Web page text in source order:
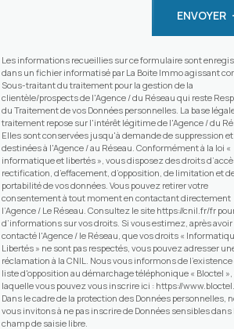
ENVOYER
Les informations recueillies sur ce formulaire sont
dans un fichier informatisé par La Boite Immo agissant
Sous-traitant du traitement pour la gestion de la
clientèle/prospects de l'Agence / du Réseau qui reste
du Traitement de vos Données personnelles. La base
traitement repose sur l'intérêt légitime de l'Agence / du
Elles sont conservées jusqu'à demande de suppression
destinées à l'Agence / au Réseau. Conformément à la loi «
informatique et libertés », vous disposez des droits
rectification, d’effacement, d’opposition, de limitation et
portabilité de vos données. Vous pouvez retirer votre
consentement à tout moment en contactant directement
l’Agence / Le Réseau. Consultez le site https://cnil.fr/fr
d’informations sur vos droits. Si vous estimez, après avoir
contacté l'Agence / le Réseau, que vos droits «
Libertés » ne sont pas respectés, vous pouvez adresser
réclamation à la CNIL. Nous vous informons de l’existence
liste d'opposition au démarchage téléphonique « Bloctel
laquelle vous pouvez vous inscrire ici : https://
Dans le cadre de la protection des Données personnelles,
vous invitons à ne pas inscrire de Données sensibles dans
champ de saisie libre.